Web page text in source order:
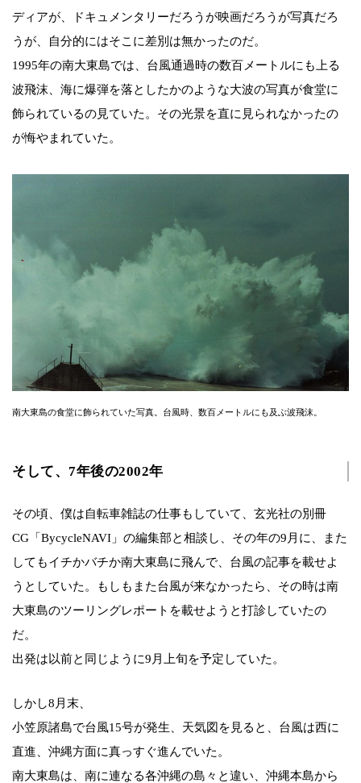
ディアが、ドキュメンタリーだろうが映画だろうが写真だろ
うが、自分的にはそこに差別は無かったのだ。
1995年の南大東島では、台風通過時の数百メートルにも上る
波飛沫、海に爆弾を落としたかのような大波の写真が食堂に
飾られているの見ていた。その光景を直に見られなかったの
が悔やまれていた。
南大東島の食堂に飾られていた写真。台風時、数百メートルにも及ぶ波飛沫。
そして、7年後の2002年
その頃、僕は自転車雑誌の仕事もしていて、玄光社の別冊
CG「BycycleNAVI」の編集部と相談し、その年の9月に、また
してもイチかバチか南大東島に飛んで、台風の記事を載せよ
うとしていた。もしもまた台風が来なかったら、その時は南
大東島のツーリングレポートを載せようと打診していたの
だ。
出発は以前と同じように9月上旬を予定していた。
しかし8月末、
小笠原諸島で台風15号が発生、天気図を見ると、台風は西に
直進、沖縄方面に真っすぐ進んでいた。
南大東島は、南に連なる各沖縄の島々と違い、沖縄本島から